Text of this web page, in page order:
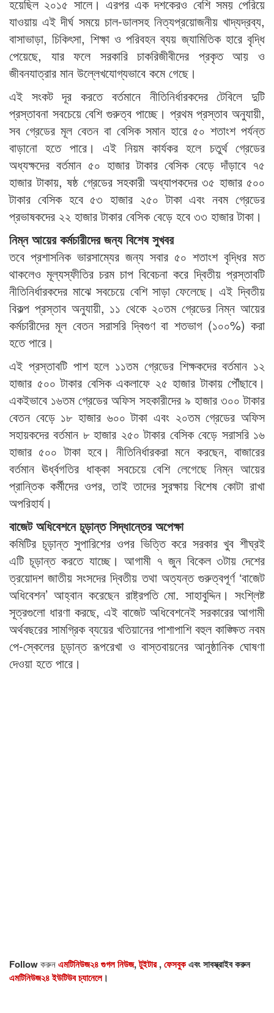
হয়েছিল ২০১৫ সালে। এরপর এক দশকেরও বেশি সময় পেরিয়ে
যাওয়ায় এই দীর্ঘ সময়ে চাল-ডালসহ নিত্যপ্রয়োজনীয় খাদ্যদ্রব্য,
বাসাভাড়া, চিকিৎসা, শিক্ষা ও পরিবহন ব্যয় জ্যামিতিক হারে বৃদ্ধি
পেয়েছে, যার ফলে সরকারি চাকরিজীবীদের প্রকৃত আয় ও
জীবনযাত্রার মান উল্লেখযোগ্যভাবে কমে গেছে।
এই সংকট দূর করতে বর্তমানে নীতিনির্ধারকদের টেবিলে দুটি
প্রস্তাবনা সবচেয়ে বেশি গুরুত্ব পাচ্ছে। প্রথম প্রস্তাব অনুযায়ী,
সব গ্রেডের মূল বেতন বা বেসিক সমান হারে ৫০ শতাংশ পর্যন্ত
বাড়ানো হতে পারে। এই নিয়ম কার্যকর হলে চতুর্থ গ্রেডের
অধ্যক্ষদের বর্তমান ৫০ হাজার টাকার বেসিক বেড়ে দাঁড়াবে ৭৫
হাজার টাকায়, ষষ্ঠ গ্রেডের সহকারী অধ্যাপকদের ৩৫ হাজার ৫০০
টাকার বেসিক হবে ৫৩ হাজার ২৫০ টাকা এবং নবম গ্রেডের
প্রভাষকদের ২২ হাজার টাকার বেসিক বেড়ে হবে ৩৩ হাজার টাকা।
নিম্ন আয়ের কর্মচারীদের জন্য বিশেষ সুখবর
তবে প্রশাসনিক ভারসাম্যের জন্য সবার ৫০ শতাংশ বৃদ্ধির মত
থাকলেও মূল্যস্ফীতির চরম চাপ বিবেচনা করে দ্বিতীয় প্রস্তাবটি
নীতিনির্ধারকদের মাঝে সবচেয়ে বেশি সাড়া ফেলেছে। এই দ্বিতীয়
বিকল্প প্রস্তাব অনুযায়ী, ১১ থেকে ২০তম গ্রেডের নিম্ন আয়ের
কর্মচারীদের মূল বেতন সরাসরি দ্বিগুণ বা শতভাগ (১০০%) করা
হতে পারে।
এই প্রস্তাবটি পাশ হলে ১১তম গ্রেডের শিক্ষকদের বর্তমান ১২
হাজার ৫০০ টাকার বেসিক একলাফে ২৫ হাজার টাকায় পৌঁছাবে।
একইভাবে ১৬তম গ্রেডের অফিস সহকারীদের ৯ হাজার ৩০০ টাকার
বেতন বেড়ে ১৮ হাজার ৬০০ টাকা এবং ২০তম গ্রেডের অফিস
সহায়কদের বর্তমান ৮ হাজার ২৫০ টাকার বেসিক বেড়ে সরাসরি ১৬
হাজার ৫০০ টাকা হবে। নীতিনির্ধারকরা মনে করছেন, বাজারের
বর্তমান ঊর্ধ্বগতির ধাক্কা সবচেয়ে বেশি লেগেছে নিম্ন আয়ের
প্রান্তিক কর্মীদের ওপর, তাই তাদের সুরক্ষায় বিশেষ কোটা রাখা
অপরিহার্য।
বাজেট অধিবেশনে চূড়ান্ত সিদ্ধান্তের অপেক্ষা
কমিটির চূড়ান্ত সুপারিশের ওপর ভিত্তি করে সরকার খুব শীঘ্রই
এটি চূড়ান্ত করতে যাচ্ছে। আগামী ৭ জুন বিকেল ৩টায় দেশের
ত্রয়োদশ জাতীয় সংসদের দ্বিতীয় তথা অত্যন্ত গুরুত্বপূর্ণ ‘বাজেট
অধিবেশন’ আহ্বান করেছেন রাষ্ট্রপতি মো. সাহাবুদ্দিন। সংশ্লিষ্ট
সূত্রগুলো ধারণা করছে, এই বাজেট অধিবেশনেই সরকারের আগামী
অর্থবছরের সামগ্রিক ব্যয়ের খতিয়ানের পাশাপাশি বহুল কাঙ্ক্ষিত নবম
পে-স্কেলের চূড়ান্ত রূপরেখা ও বাস্তবায়নের আনুষ্ঠানিক ঘোষণা
দেওয়া হতে পারে।
Followকরুনএমটিনিউজ২৪ গুগল নিউজ,টুইটার,ফেসবুকএবং সাবস্ক্রাইব করুন
এমটিনিউজ২৪ ইউটিউব চ্যানেলে।